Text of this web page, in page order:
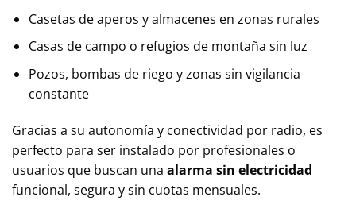
Casetas de aperos y almacenes en zonas rurales
Casas de campo o refugios de montaña sin luz
Pozos, bombas de riego y zonas sin vigilancia
constante
Gracias a su autonomía y conectividad por radio, es
perfecto para ser instalado por profesionales o
usuarios que buscan una alarma sin electricidad
funcional, segura y sin cuotas mensuales.